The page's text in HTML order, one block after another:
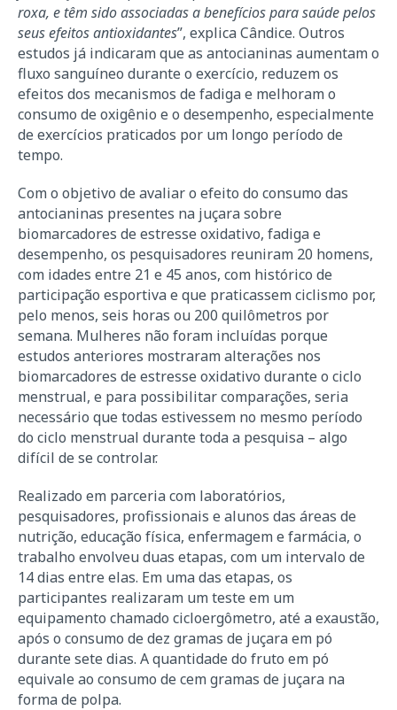
roxa, e têm sido associadas a benefícios para saúde pelos
seus efeitos antioxidantes”, explica Cândice. Outros
estudos já indicaram que as antocianinas aumentam o
fluxo sanguíneo durante o exercício, reduzem os
efeitos dos mecanismos de fadiga e melhoram o
consumo de oxigênio e o desempenho, especialmente
de exercícios praticados por um longo período de
tempo.
Com o objetivo de avaliar o efeito do consumo das
antocianinas presentes na juçara sobre
biomarcadores de estresse oxidativo, fadiga e
desempenho, os pesquisadores reuniram 20 homens,
com idades entre 21 e 45 anos, com histórico de
participação esportiva e que praticassem ciclismo por,
pelo menos, seis horas ou 200 quilômetros por
semana. Mulheres não foram incluídas porque
estudos anteriores mostraram alterações nos
biomarcadores de estresse oxidativo durante o ciclo
menstrual, e para possibilitar comparações, seria
necessário que todas estivessem no mesmo período
do ciclo menstrual durante toda a pesquisa – algo
difícil de se controlar.
Realizado em parceria com laboratórios,
pesquisadores, profissionais e alunos das áreas de
nutrição, educação física, enfermagem e farmácia, o
trabalho envolveu duas etapas, com um intervalo de
14 dias entre elas. Em uma das etapas, os
participantes realizaram um teste em um
equipamento chamado cicloergômetro, até a exaustão,
após o consumo de dez gramas de juçara em pó
durante sete dias. A quantidade do fruto em pó
equivale ao consumo de cem gramas de juçara na
forma de polpa.